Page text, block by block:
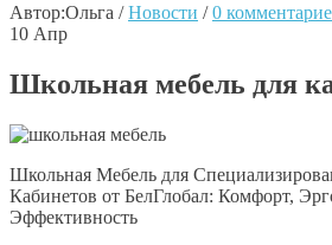
Автор:Ольга / Новости / 0
10 Апр
Школьная мебель для
Школьная Мебель для
Кабинетов от БелГлобал: Комфорт,
Эффективность